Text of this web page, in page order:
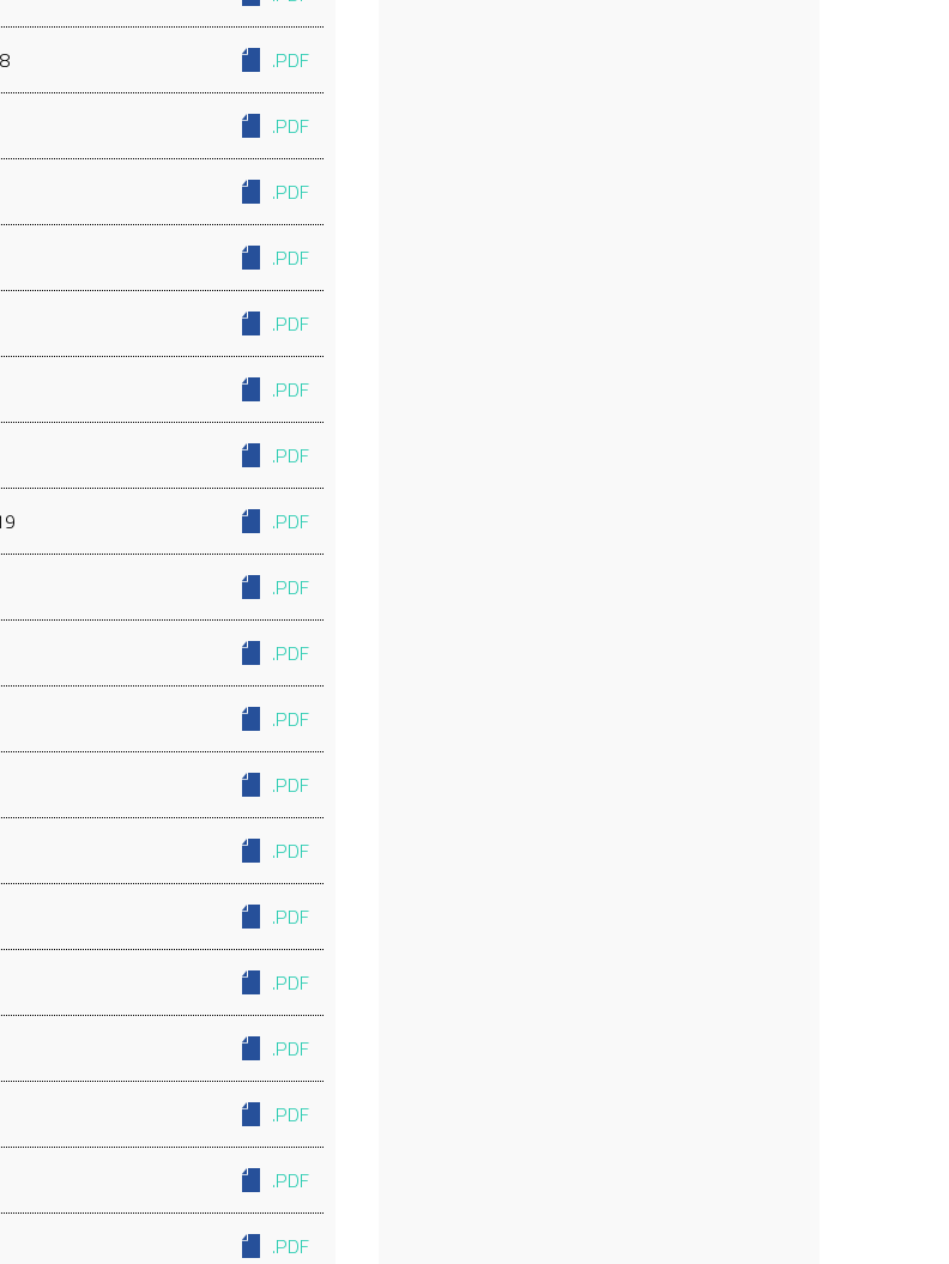
.PDF
.PDF
.PDF
.PDF
.PDF
.PDF
.PDF
.PDF
.PDF
.PDF
.PDF
.PDF
.PDF
.PDF
.PDF
.PDF
.PDF
.PDF
.PDF